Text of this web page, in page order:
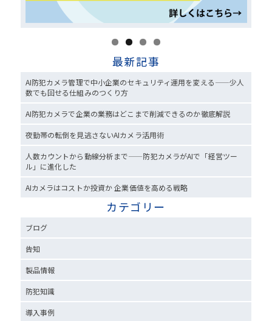
最新記事
AI防犯カメラ管理で中小企業のセキュリティ運用を変える——少人
数でも回せる仕組みのつくり方
AI防犯カメラで企業の業務はどこまで削減できるのか徹底解説
夜勤帯の転倒を見逃さないAIカメラ活用術
人数カウントから動線分析まで——防犯カメラがAIで「経営ツー
ル」に進化した
AIカメラはコストか投資か 企業価値を高める戦略
カテゴリー
ブログ
告知
製品情報
防犯知識
導入事例